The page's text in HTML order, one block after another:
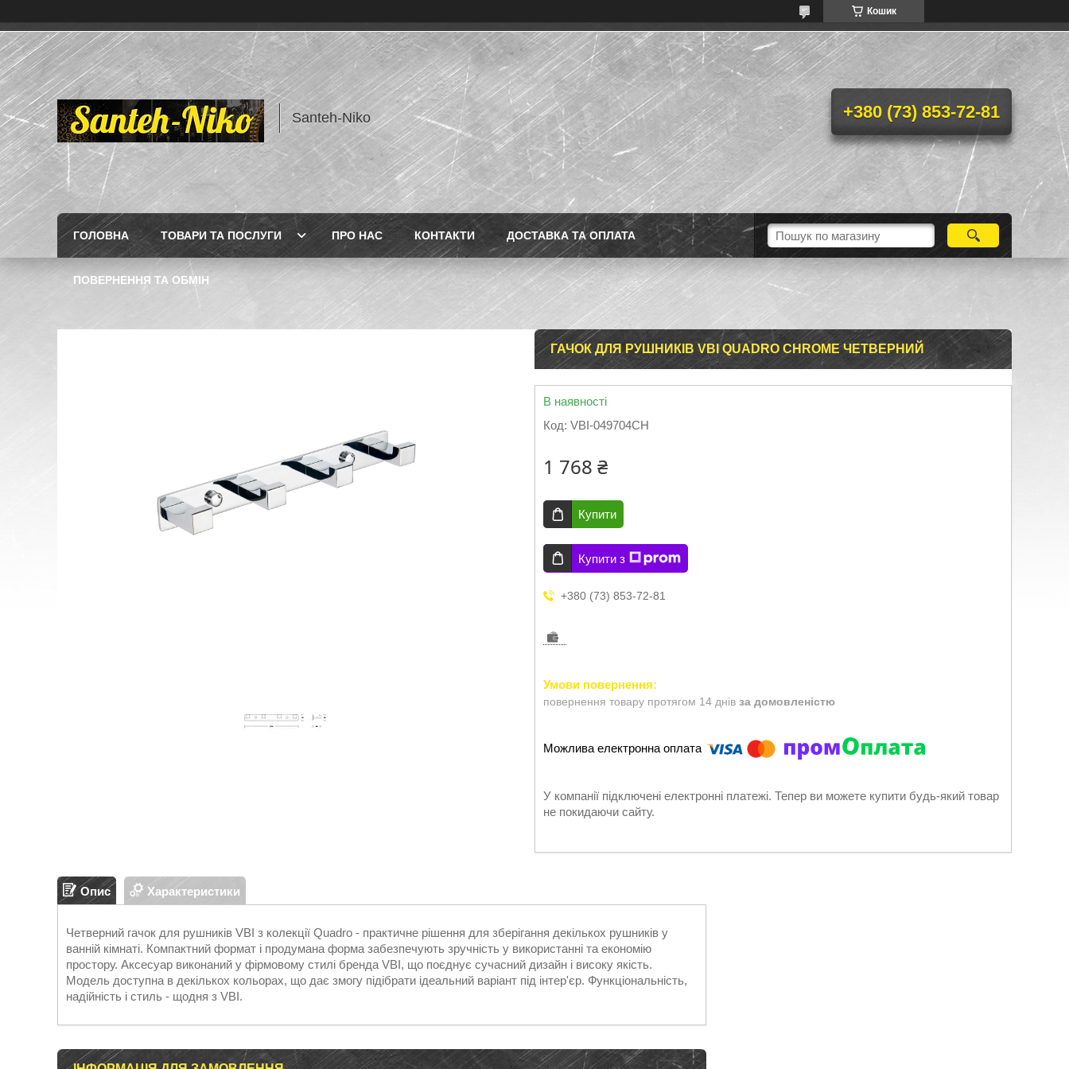
Кошик
Santeh-Niko +380 (73) 853-72-81
ГОЛОВНА ТОВАРИ ТА ПОСЛУГИ ПРО НАС КОНТАКТИ ДОСТАВКА ТА ОПЛАТА
ПОВЕРНЕННЯ ТА ОБМІН
ГАЧОК ДЛЯ РУШНИКІВ VBI QUADRO CHROME ЧЕТВЕРНИЙ
В наявності
Код: VBI-049704CH
1 768 ₴
Купити
Купити з
+380 (73) 853-72-81
повернення товару протягом 14 днів за домовленістю
У компанії підключені електронні платежі. Тепер ви можете купити будь-який товар
не покидаючи сайту.
Опис Характеристики
Четверний гачок для рушників VBI з колекції Quadro - практичне рішення для зберігання декількох рушників у
ванній кімнаті. Компактний формат і продумана форма забезпечують зручність у використанні та економію
простору. Аксесуар виконаний у фірмовому стилі бренда VBI, що поєднує сучасний дизайн і високу якість.
Модель доступна в декількох кольорах, що дає змогу підібрати ідеальний варіант під інтер'єр. Функціональність,
надійність і стиль - щодня з VBI.